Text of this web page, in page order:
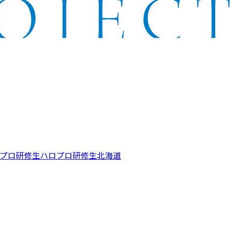
ロ研修生ハロプロ研修生北海道